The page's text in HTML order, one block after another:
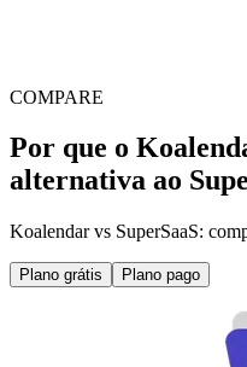
COMPARE
Por que o
alternativa ao
Koalendar vs SuperSaaS:
Plano grátis Plano pago